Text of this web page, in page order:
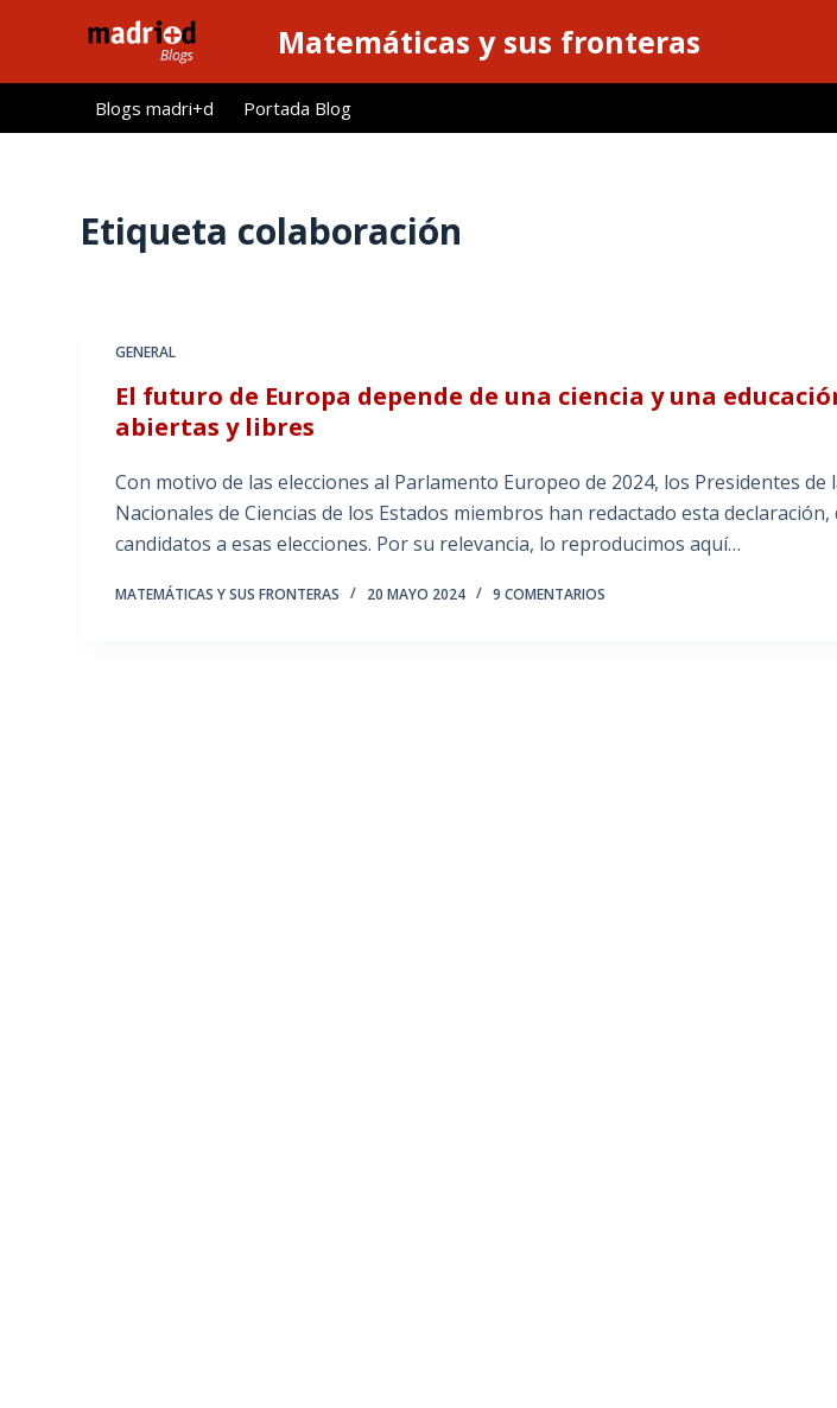
l
Matemáticas y sus fronteras
Blogs madri+d Portada Blog
Etiqueta colaboración
GENERAL
El futuro de Europa depende de una ciencia y una
abiertas y libres
Con motivo de las elecciones al Parlamento Europeo de 2024, los Presidentes de
Nacionales de Ciencias de los Estados miembros han redactado esta
candidatos a esas elecciones. Por su relevancia, lo reproducimos aquí…
MATEMÁTICAS Y SUS FRONTERAS 20 MAYO 2024 9 COMENTARIOS